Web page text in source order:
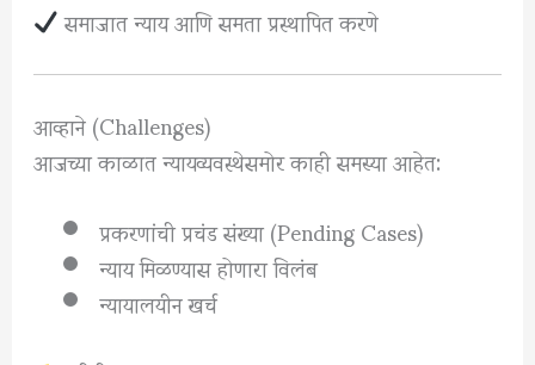
समाजात न्याय आणि समता प्रस्थापित करणे
आव्हाने (Challenges)
आजच्या काळात न्यायव्यवस्थेसमोर काही समस्या आहेत:
प्रकरणांची प्रचंड संख्या (Pending Cases)
न्याय मिळण्यास होणारा विलंब
न्यायालयीन खर्च